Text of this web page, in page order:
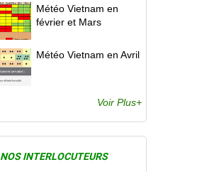
Météo Vietnam en
février et Mars
Météo Vietnam en Avril
Voir Plus+
NOS INTERLOCUTEURS